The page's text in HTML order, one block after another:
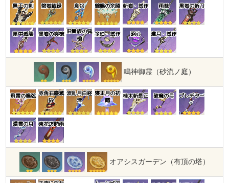
無工の剣 盤岩結緑 息災 鶴鳴の余韻 斬岩・試作 雨裁 黒岩の斬刀
匣中滅龍 黒岩の突槍 旧貴族の猟
槍
金珀・試作 昭心 澹月・試作
鳴神御霊（砂流ノ庭）
飛雷の鳴弦 赤角石塵滅
砕
波乱月白経
津
寝正月の初
晴
桂木斬長正 破魔の弓 プレデター
曚雲の月 東花坊時雨
オアシスガーデン（有頂の塔）